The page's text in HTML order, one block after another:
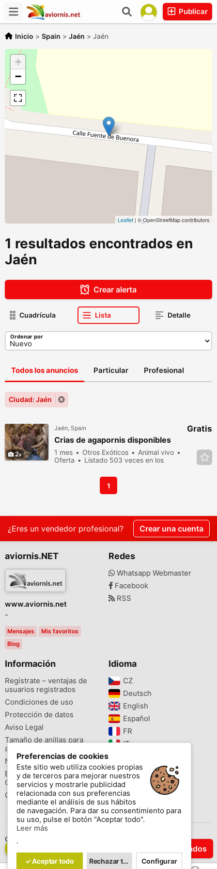
Publicar
Inicio > Spain > Jaén > Jaén
+
−
Leaflet | © OpenStreetMap contributors
1 resultados encontrados en
Jaén
Filtrar Resultados
Crear alerta
Cuadrícula Lista Detalle
Ordenar por
Todos los anuncios Particular Profesional
Ciudad: Jaén
2
Jaén, Spain
Crias de agapornis disponibles
1 mes Otros Exóticos
Animal vivo
Oferta
Listado 503 veces en los
Gratis
1
¿Eres un vendedor profesional? Crear una cuenta
aviornis.NET
www.aviornis.net
-
Mensajes
Mis favoritos
Blog
Redes
Whatsapp Webmaster
Facebook
RSS
Información
Regístrate – ventajas de
usuarios registrados
Condiciones de uso
Protección de datos
Aviso Legal
Tamaño de anillas para
aves
Newsletter
Buscador de especies
Cites
Colores de las anillas
Idioma
CZ‎
Deutsch‎
English‎
Español‎
FR‎
IT‎
PL‎
PT‎
Preferencias de cookies
Este sitio web utiliza cookies propias
y de terceros para mejorar nuestros
servicios y mostrarle publicidad
relacionada con sus preferencias
mediante el análisis de sus hábitos
de navegación. Para dar su consentimiento para
su uso, pulse el botón "Aceptar todo".
Leer más
.
✓ Aceptar todo Rechazar todo Configurar
Contáctenos
Copyright © 2026 www.aviornis.net Tablón de anuncios gratis.